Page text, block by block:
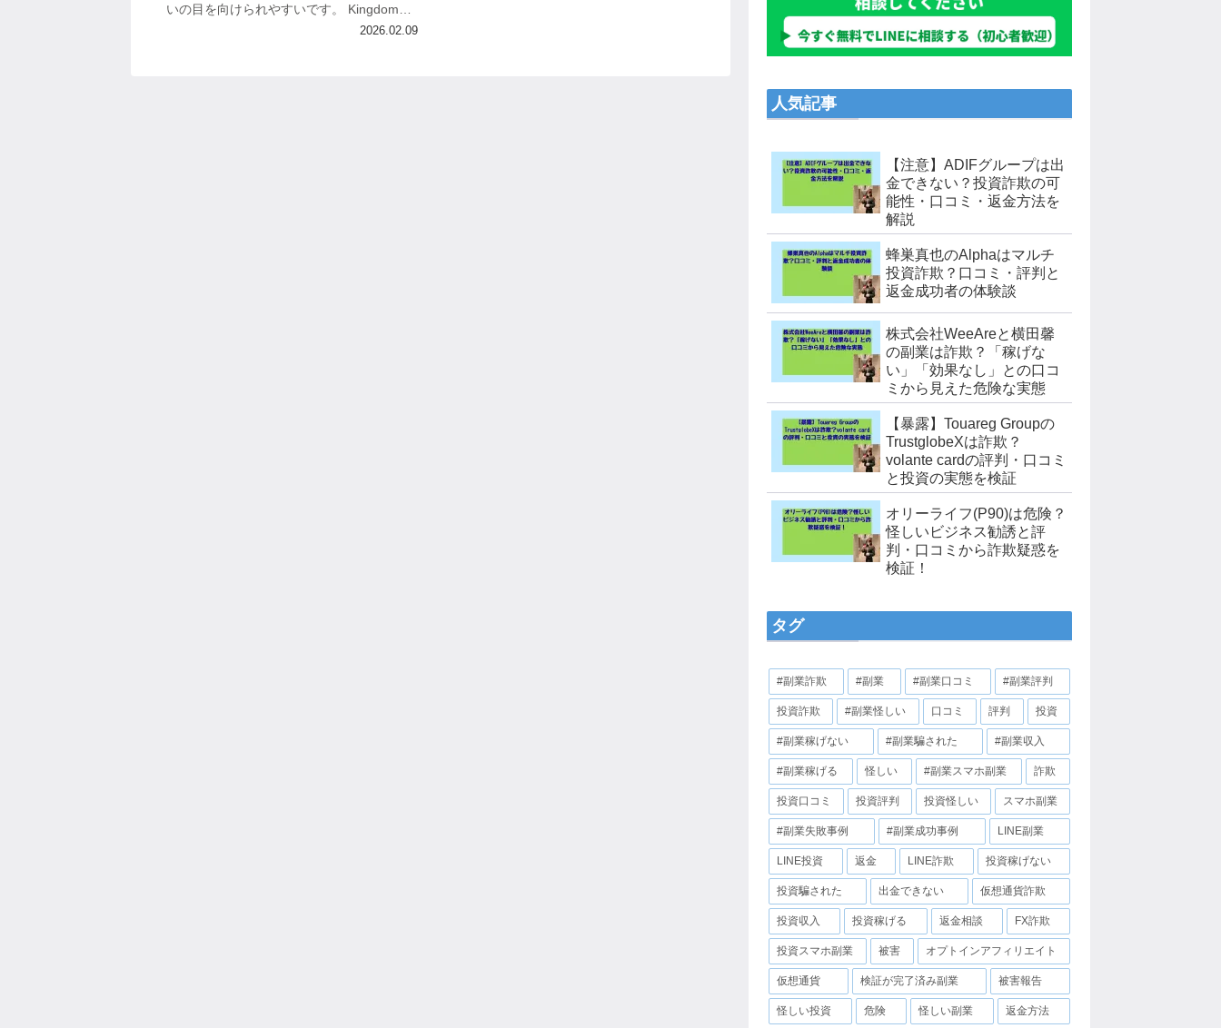
いの目を向けられやすいです。 Kingdom
Tradeについても、名前だけが先行し、具体
2026.02.09
人気記事
【注意】ADIFグループは出
金できない？投資詐欺の可
能性・口コミ・返金方法を
解説
蜂巣真也のAlphaはマルチ
投資詐欺？口コミ・評判と
返金成功者の体験談
株式会社WeeAreと横田馨
の副業は詐欺？「稼げな
い」「効果なし」との口コ
ミから見えた危険な実態
【暴露】Touareg Groupの
TrustglobeXは詐欺？
volante cardの評判・口コミ
と投資の実態を検証
オリーライフ(P90)は危険？
怪しいビジネス勧誘と評
判・口コミから詐欺疑惑を
検証！
タグ
#副業詐欺 #副業 #副業口コミ #副業評判
投資詐欺 #副業怪しい 口コミ 評判 投資
#副業稼げない #副業騙された #副業収入
#副業稼げる 怪しい #副業スマホ副業 詐欺
投資口コミ 投資評判 投資怪しい スマホ副業
#副業失敗事例 #副業成功事例 LINE副業
LINE投資 返金 LINE詐欺 投資稼げない
投資騙された 出金できない 仮想通貨詐欺
投資収入 投資稼げる 返金相談 FX詐欺
投資スマホ副業 被害 オプトインアフィリエイト
仮想通貨 検証が完了済み副業 被害報告
怪しい投資 危険 怪しい副業 返金方法